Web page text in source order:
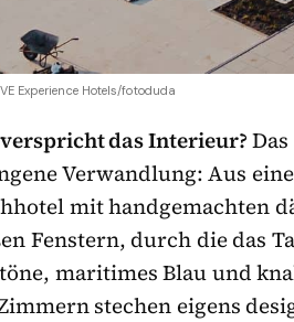
Experience Hotels/fotoduda
das Interieur?Das
Verwandlung: Aus
mit handgemachten
Fenstern, durch die das
maritimes Blau und
stechen eigens